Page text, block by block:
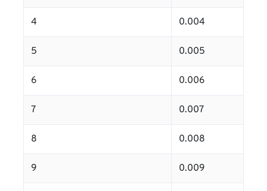
4 0.004
5 0.005
6 0.006
7 0.007
8 0.008
9 0.009